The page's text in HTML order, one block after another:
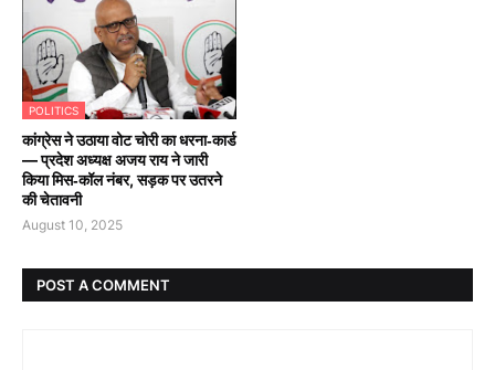
POLITICS
कांग्रेस ने उठाया वोट चोरी का धरना‑कार्ड
— प्रदेश अध्यक्ष अजय राय ने जारी
किया मिस‑कॉल नंबर, सड़क पर उतरने
की चेतावनी
August 10, 2025
POST A COMMENT